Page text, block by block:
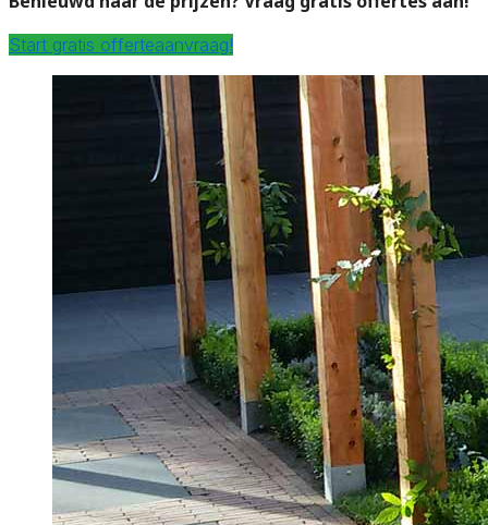
Start gratis offerteaanvraag!